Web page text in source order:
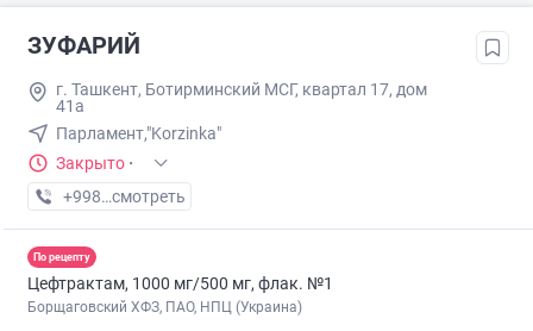
ЗУФАРИЙ
г. Ташкент, Ботирминский МСГ, квартал 17, дом
41а
Парламент,"Korzinka"
Закрыто ·
+998 (98) XXX-XX-XX
смотреть
По рецепту
Цефтрактам, 1000 мг/500 мг, флак. №1
Борщаговский ХФЗ, ПАО, НПЦ (Украина)